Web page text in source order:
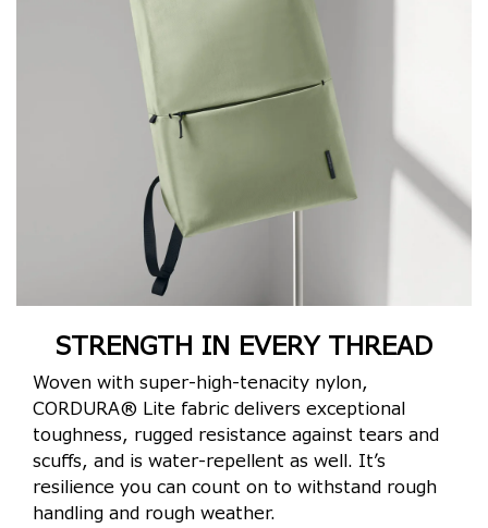
STRENGTH IN EVERY THREAD
Woven with super-high-tenacity nylon,
CORDURA® Lite fabric delivers exceptional
toughness, rugged resistance against tears and
scuffs, and is water-repellent as well. It’s
resilience you can count on to withstand rough
handling and rough weather.